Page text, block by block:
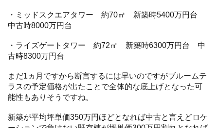
・ミッドスクエアタワー 約70㎡ 新築時5400万円台
中古時8000万円台
・ライズゲートタワー 約72㎡ 新築時6300万円台 中
古時8300万円台
まだ1ヵ月ですから断言するには早いのですがブルームテ
ラスの予定価格が出たことで全体的な底上げとなった可
能性もありそうですね。
新築が平均坪単価350万円ほどとなれば中古と言えどロケ